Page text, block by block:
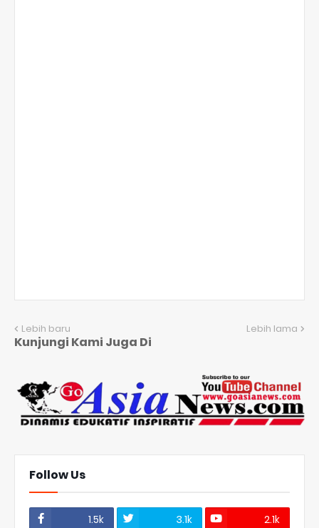
Lebih baru Lebih lama
Kunjungi Kami Juga Di
Follow Us
1.5k 3.1k
2.1k